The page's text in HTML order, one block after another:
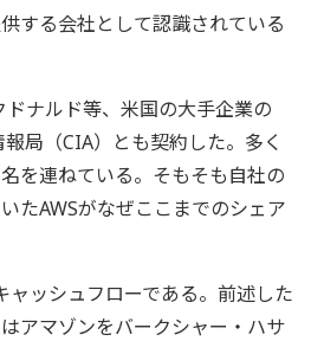
する会社として認識されている
ドナルド等、米国の大手企業の
局（CIA）とも契約した。多く
を連ねている。そもそも自社の
たAWSがなぜここまでのシェア
ャッシュフローである。前述した
アマゾンをバークシャー・ハサ